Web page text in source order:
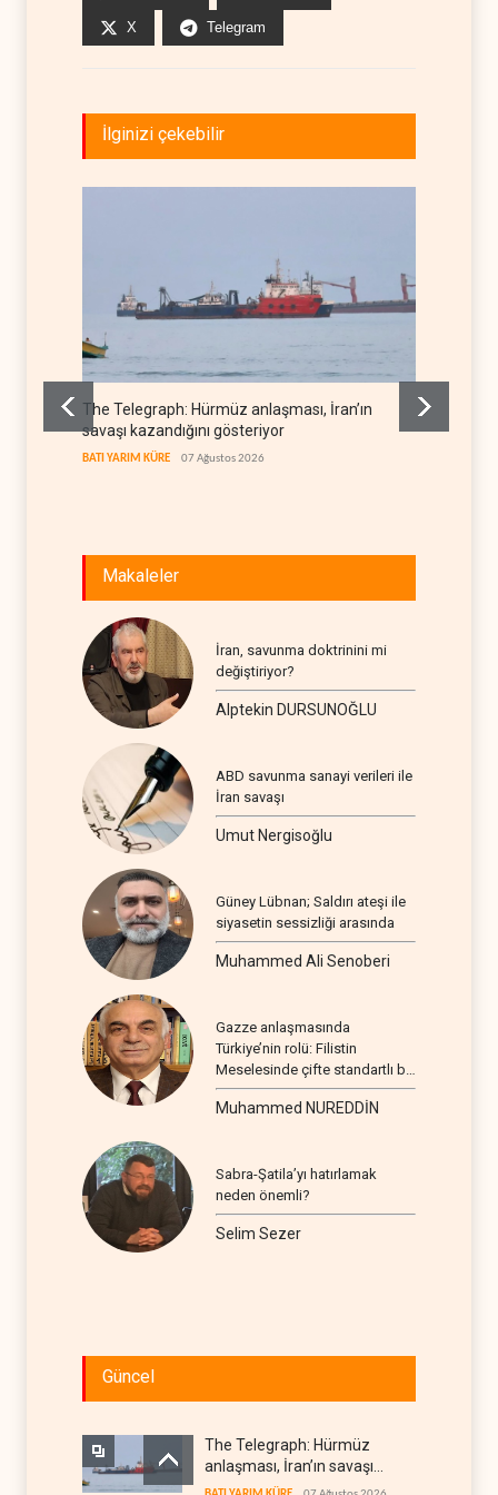
X Telegram
İlginizi çekebilir
The Telegraph: Hürmüz anlaşması, İran’ın
savaşı kazandığını gösteriyor
BATI YARIM KÜRE 07 Ağustos 2026
Makaleler
İran, savunma doktrinini mi
değiştiriyor?
Alptekin DURSUNOĞLU
ABD savunma sanayi verileri ile
İran savaşı
Umut Nergisoğlu
Güney Lübnan; Saldırı ateşi ile
siyasetin sessizliği arasında
Muhammed Ali Senoberi
Gazze anlaşmasında
Türkiye’nin rolü: Filistin
Meselesinde çifte standartlı bir
seyir
Muhammed NUREDDİN
Sabra-Şatila’yı hatırlamak
neden önemli?
Selim Sezer
Güncel
The Telegraph: Hürmüz
anlaşması, İran’ın savaşı
kazandığını gösteriyor